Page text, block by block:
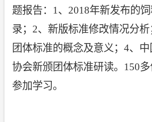
题报告： 1、 2018年新发布的
录； 2、新版标准修改情况分析
团体标准的概念及意义； 4、
协会新颁团体标准研读。 150
参加学习。